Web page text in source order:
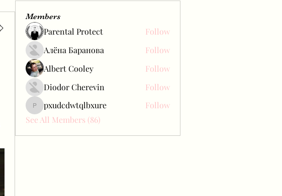
Members
Parental Protect
Follow
Алёна Баранова
Follow
Albert Cooley
Follow
Diodor Cherevin
Follow
pxudcdwtqlbxure
pxudcdwtqlbxure
Follow
See All Members (86)